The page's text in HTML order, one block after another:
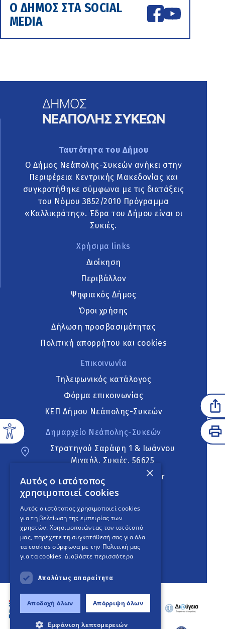
Ο ΔΗΜΟΣ ΣΤΑ SOCIAL
MEDIA
Ταυτότητα του Δήμου
Ο Δήμος Νεάπολης-Συκεών ανήκει στην
Περιφέρεια Κεντρικής Μακεδονίας και
συγκροτήθηκε σύμφωνα με τις διατάξεις
του Νόμου 3852/2010 Πρόγραμμα
«Καλλικράτης». Έδρα του Δήμου είναι οι
Συκιές.
Χρήσιμα links
Διοίκηση
Περιβάλλον
Ψηφιακός Δήμος
Όροι χρήσης
Δήλωση προσβασιμότητας
Πολιτική απορρήτου και cookies
Επικοινωνία
Τηλεφωνικός κατάλογος
Φόρμα επικοινωνίας
ΚΕΠ Δήμου Νεάπολης-Συκεών
Δημαρχείο Νεάπολης-Συκεών
Στρατηγού Σαράφη 1 & Ιωάννου
Μιχαήλ, Συκιές, 56625
neapoli.sykies@ddt.gov.gr
Ακολουθήστε
English Version
An project
×
Αυτός ο ιστότοπος
χρησιμοποιεί cookies
Αυτός ο ιστότοπος χρησιμοποιεί cookies
για τη βελτίωση της εμπειρίας των
χρηστών. Χρησιμοποιώντας τον ιστότοπό
μας, παρέχετε τη συγκατάθεσή σας για όλα
τα cookies σύμφωνα με την Πολιτική μας
για τα cookies. Διαβάστε περισσότερα
Απολύτως απαραίτητα
Αποδοχή όλων Απόρριψη όλων
Εμφάνιση λεπτομερειών